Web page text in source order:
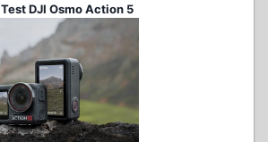
Test DJI Osmo Action 5